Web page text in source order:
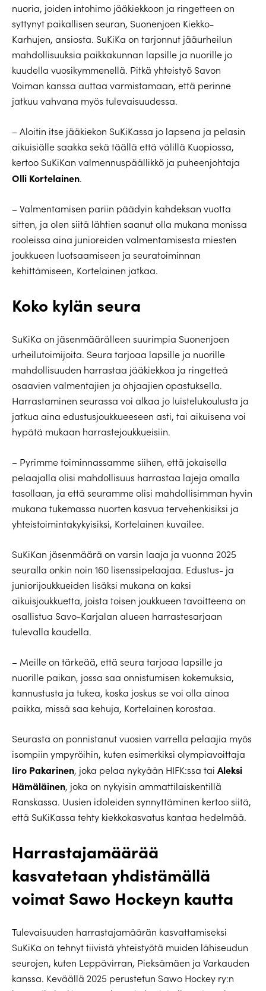
nuoria, joiden intohimo jääkiekkoon ja ringetteen on
syttynyt paikallisen seuran, Suonenjoen Kiekko-
Karhujen, ansiosta. SuKiKa on tarjonnut jääurheilun
mahdollisuuksia paikkakunnan lapsille ja nuorille jo
kuudella vuosikymmenellä. Pitkä yhteistyö Savon
Voiman kanssa auttaa varmistamaan, että perinne
jatkuu vahvana myös tulevaisuudessa.
– Aloitin itse jääkiekon SuKiKassa jo lapsena ja pelasin
aikuisiälle saakka sekä täällä että välillä Kuopiossa,
kertoo SuKiKan valmennuspäällikkö ja puheenjohtaja
Olli Kortelainen.
– Valmentamisen pariin päädyin kahdeksan vuotta
sitten, ja olen siitä lähtien saanut olla mukana monissa
rooleissa aina junioreiden valmentamisesta miesten
joukkueen luotsaamiseen ja seuratoiminnan
kehittämiseen, Kortelainen jatkaa.
Koko kylän seura
SuKiKa on jäsenmäärälleen suurimpia Suonenjoen
urheilutoimijoita. Seura tarjoaa lapsille ja nuorille
mahdollisuuden harrastaa jääkiekkoa ja ringetteä
osaavien valmentajien ja ohjaajien opastuksella.
Harrastaminen seurassa voi alkaa jo luistelukoulusta ja
jatkua aina edustusjoukkueeseen asti, tai aikuisena voi
hypätä mukaan harrastejoukkueisiin.
– Pyrimme toiminnassamme siihen, että jokaisella
pelaajalla olisi mahdollisuus harrastaa lajeja omalla
tasollaan, ja että seuramme olisi mahdollisimman hyvin
mukana tukemassa nuorten kasvua tervehenkisiksi ja
yhteistoimintakykyisiksi, Kortelainen kuvailee.
SuKiKan jäsenmäärä on varsin laaja ja vuonna 2025
seuralla onkin noin 160 lisenssipelaajaa. Edustus- ja
juniorijoukkueiden lisäksi mukana on kaksi
aikuisjoukkuetta, joista toisen joukkueen tavoitteena on
osallistua Savo-Karjalan alueen harrastesarjaan
tulevalla kaudella.
– Meille on tärkeää, että seura tarjoaa lapsille ja
nuorille paikan, jossa saa onnistumisen kokemuksia,
kannustusta ja tukea, koska joskus se voi olla ainoa
paikka, missä saa kehuja, Kortelainen korostaa.
Seurasta on ponnistanut vuosien varrella pelaajia myös
isompiin ympyröihin, kuten esimerkiksi olympiavoittaja
Iiro Pakarinen, joka pelaa nykyään HIFK:ssa tai Aleksi
Hämäläinen, joka on nykyisin ammattilaiskentillä
Ranskassa. Uusien idoleiden synnyttäminen kertoo siitä,
että SuKiKassa tehty kiekkokasvatus kantaa hedelmää.
Harrastajamäärää
kasvatetaan yhdistämällä
voimat Sawo Hockeyn kautta
Tulevaisuuden harrastajamäärän kasvattamiseksi
SuKiKa on tehnyt tiivistä yhteistyötä muiden lähiseudun
seurojen, kuten Leppävirran, Pieksämäen ja Varkauden
kanssa. Keväällä 2025 perustetun Sawo Hockey ry:n